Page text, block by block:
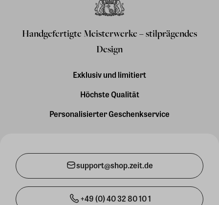
Handgefertigte Meisterwerke – stilprägendes
Design
Exklusiv und limitiert
Höchste Qualität
Personalisierter Geschenkservice
support@shop.zeit.de
+49 (0) 40 32 80 10 1